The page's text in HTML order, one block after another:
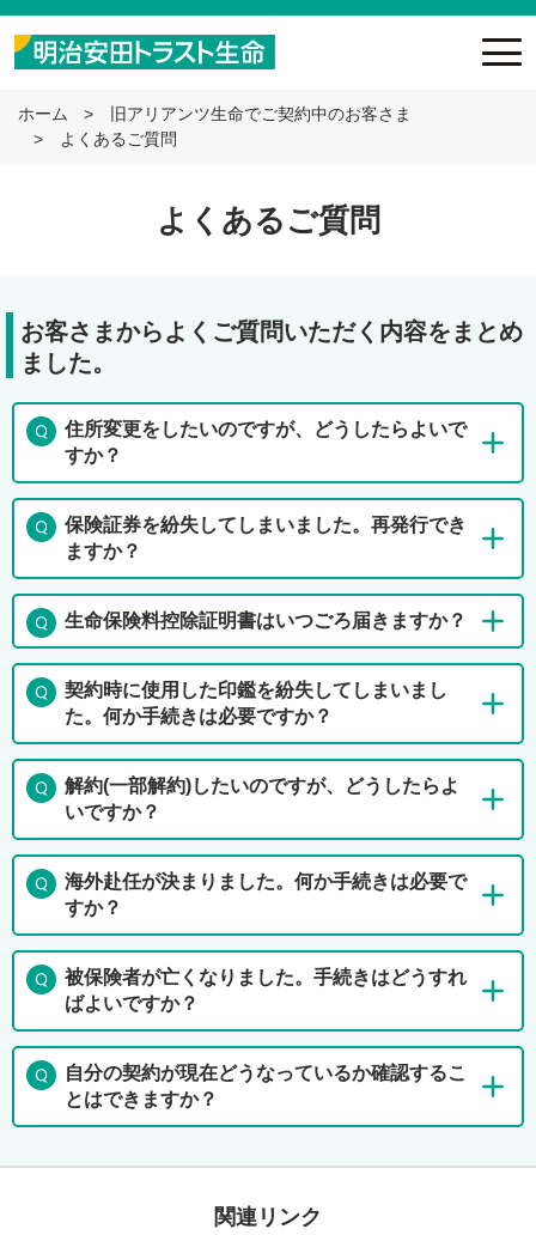
ホーム
旧アリアンツ生命でご契約中のお客さま
よくあるご質問
よくあるご質問
お客さまからよくご質問いただく内容をまとめ
ました。
住所変更をしたいのですが、どうしたらよいで
すか？
保険証券を紛失してしまいました。再発行でき
ますか？
生命保険料控除証明書はいつごろ届きますか？
契約時に使用した印鑑を紛失してしまいまし
た。何か手続きは必要ですか？
解約(一部解約)したいのですが、どうしたらよ
いですか？
海外赴任が決まりました。何か手続きは必要で
すか？
被保険者が亡くなりました。手続きはどうすれ
ばよいですか？
自分の契約が現在どうなっているか確認するこ
とはできますか？
関連リンク